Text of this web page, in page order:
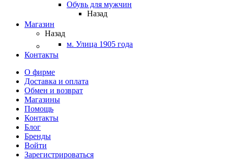
Обувь для мужчин
Назад
Магазин
Назад
м. Улица 1905 года
Контакты
О фирме
Доставка и оплата
Обмен и возврат
Магазины
Помощь
Контакты
Блог
Бренды
Войти
Зарегистрироваться